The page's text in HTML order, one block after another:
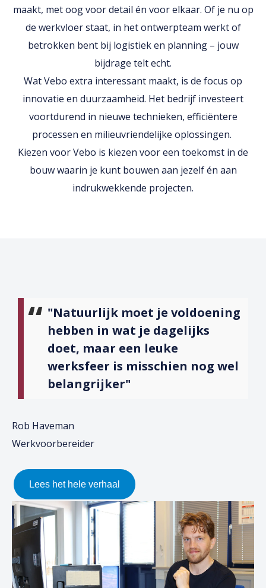
Bloktreden
Vorstranden
maakt, met oog voor detail én voor elkaar. Of je nu op
de werkvloer staat, in het ontwerpteam werkt of
betrokken bent bij logistiek en planning – jouw
bijdrage telt echt.
Wat Vebo extra interessant maakt, is de focus op
innovatie en duurzaamheid. Het bedrijf investeert
voortdurend in nieuwe technieken, efficiëntere
processen en milieuvriendelijke oplossingen.
Kiezen voor Vebo is kiezen voor een toekomst in de
bouw waarin je kunt bouwen aan jezelf én aan
indrukwekkende projecten.
"Natuurlijk moet je voldoening
hebben in wat je dagelijks
doet, maar een leuke
werksfeer is misschien nog wel
belangrijker"
Rob Haveman
Werkvoorbereider
Lees het hele verhaal